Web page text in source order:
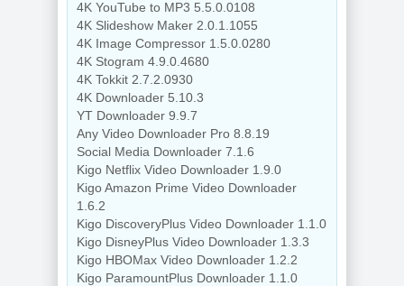
4K YouTube to MP3 5.5.0.0108
4K Slideshow Maker 2.0.1.1055
4K Image Compressor 1.5.0.0280
4K Stogram 4.9.0.4680
4K Tokkit 2.7.2.0930
4K Downloader 5.10.3
YT Downloader 9.9.7
Any Video Downloader Pro 8.8.19
Social Media Downloader 7.1.6
Kigo Netflix Video Downloader 1.9.0
Kigo Amazon Prime Video Downloader
1.6.2
Kigo DiscoveryPlus Video Downloader 1.1.0
Kigo DisneyPlus Video Downloader 1.3.3
Kigo HBOMax Video Downloader 1.2.2
Kigo ParamountPlus Downloader 1.1.0